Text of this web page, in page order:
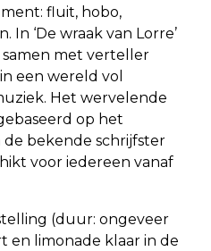
fluit, hobo,
In ‘De wraak van Lorre’
met verteller
een wereld vol
Het wervelende
op het
bekende schrijfster
voor iedereen vanaf
(duur: ongeveer
en limonade klaar in de